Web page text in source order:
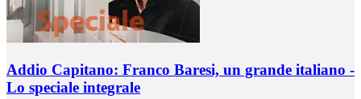
Addio Capitano: Franco Baresi, un grande italiano -
Lo speciale integrale